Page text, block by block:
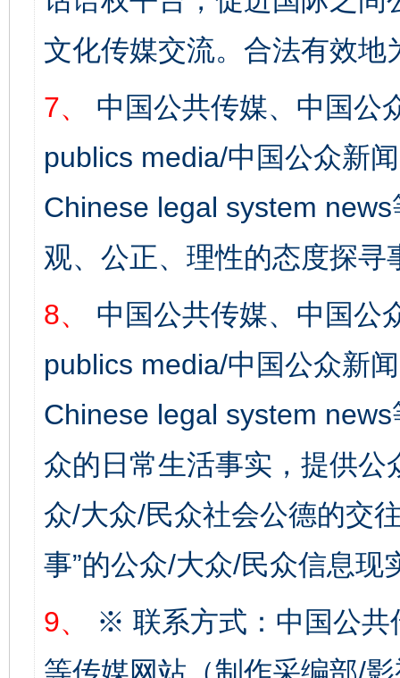
文化传媒交流。合法有效地
7、
中国公共传媒、中国公
publics media/中国公众新
Chinese legal system
观、公正、理性的态度探寻
8、
中国公共传媒、中国公
publics media/中国公众新
Chinese legal system
众的日常生活事实，提供
众/大众/民众社会公德的交
事”的公众/大众/民众信息现
9、
※ 联系方式：中国公共
完善运行机制助力责任有效落实 一纸欠